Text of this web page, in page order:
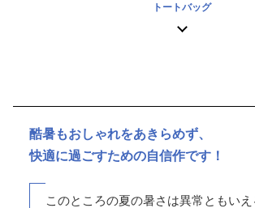
トートバッグ
酷暑もおしゃれをあきらめず、
快適に過ごすための自信作です！
このところの夏の暑さは異常ともいえ